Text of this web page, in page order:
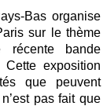
Bas organise
sur le thème
récente bande
exposition
que peuvent
pas fait que